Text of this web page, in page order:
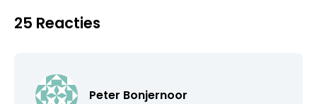
25 Reacties
Peter Bonjernoor